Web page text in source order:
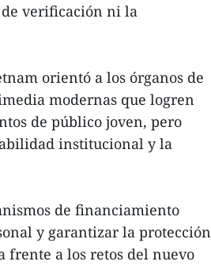
verificación ni la
orientó a los órganos de
modernas que logren
de público joven, pero
institucional y la
de financiamiento
y garantizar la protección
frente a los retos del nuevo